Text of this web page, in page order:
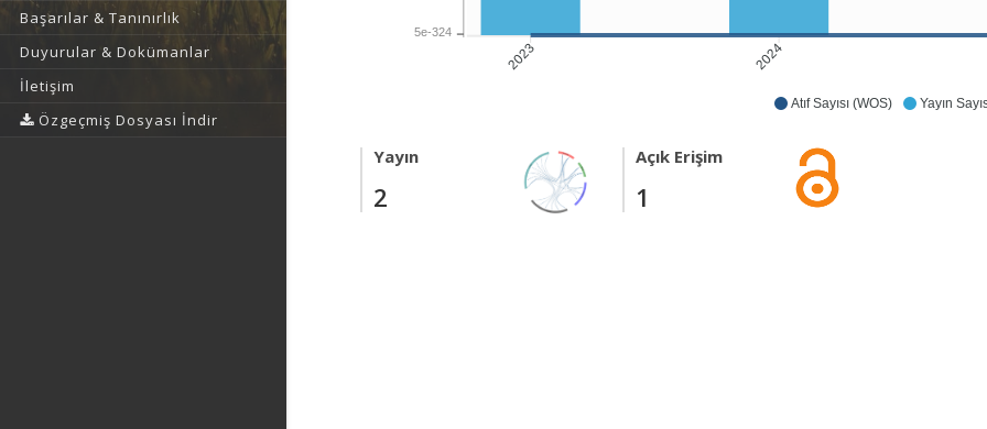
Başarılar & Tanınırlık
Duyurular & Dokümanlar
İletişim
Özgeçmiş Dosyası İndir
Atıf Sayısı (WOS) Yayın
2023 2024
5e-324
Yayın
2
Açık Erişim
1